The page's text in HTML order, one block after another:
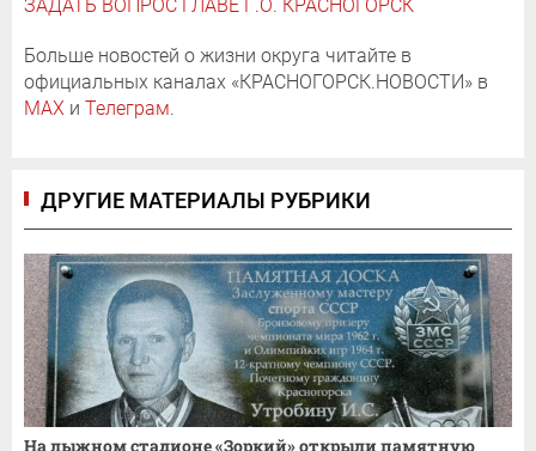
ЗАДАТЬ ВОПРОС ГЛАВЕ Г.О. КРАСНОГОРСК
Больше новостей о жизни округа читайте в
официальных каналах «КРАСНОГОРСК.НОВОСТИ» в
MAX и Телеграм.
ДРУГИЕ МАТЕРИАЛЫ РУБРИКИ
На лыжном стадионе «Зоркий» открыли памятную